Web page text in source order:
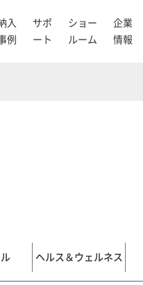
入
例
サポ
ート
ショー
ルーム
企業
情報
ヘルス＆ウェルネス